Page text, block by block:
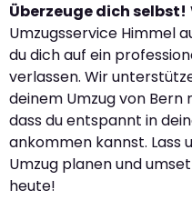
Überzeuge dich selbst!
Umzugsservice Himmel
du dich auf ein
verlassen. Wir
deinem Umzug von Bern
dass du entspannt in
ankommen kannst. Lass
Umzug planen und
heute!